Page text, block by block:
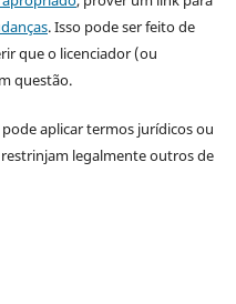
. Isso pode ser feito de
que o licenciador (ou
questão.
aplicar termos jurídicos ou
legalmente outros de